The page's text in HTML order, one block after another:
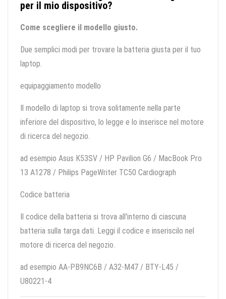
per il mio dispositivo?
Come scegliere il modello giusto.
Due semplici modi per trovare la batteria giusta per il tuo
laptop.
equipaggiamento modello
Il modello di laptop si trova solitamente nella parte
inferiore del dispositivo, lo legge e lo inserisce nel motore
di ricerca del negozio.
ad esempio Asus K53SV / HP Pavilion G6 / MacBook Pro
13 A1278 / Philips PageWriter TC50 Cardiograph
Codice batteria
Il codice della batteria si trova all'interno di ciascuna
batteria sulla targa dati. Leggi il codice e inseriscilo nel
motore di ricerca del negozio.
ad esempio AA-PB9NC6B / A32-M47 / BTY-L45 /
U80221-4